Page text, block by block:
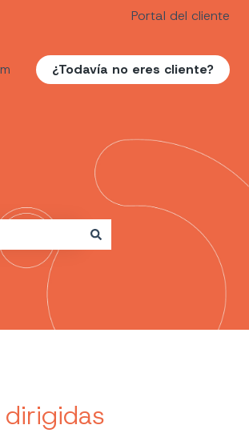
Portal del cliente
¿Todavía no eres cliente?